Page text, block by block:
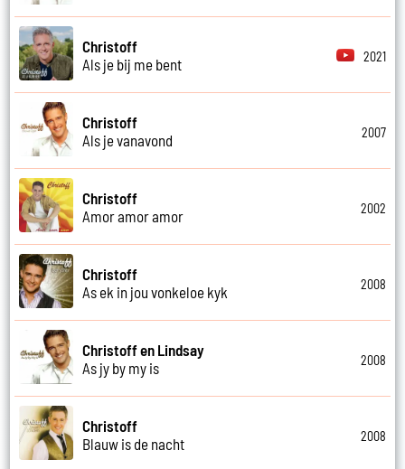
Christoff
Als je bij me bent
2021
Christoff
Als je vanavond
2007
Christoff
Amor amor amor
2002
Christoff
As ek in jou vonkeloe kyk
2008
Christoff en Lindsay
As jy by my is
2008
Christoff
Blauw is de nacht
2008